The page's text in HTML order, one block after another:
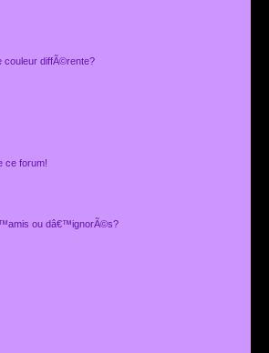
couleur diffÃ©rente?
ce forum!
ou dâ€™ignorÃ©s?